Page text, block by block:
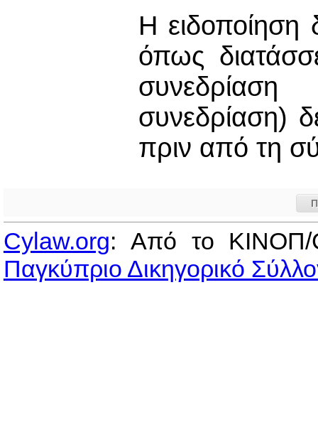
Η ειδοποίηση
όπως
συνεδρίαση)
πριν από τη
Cylaw.org: Από το
Παγκύπριο Δικηγορικό